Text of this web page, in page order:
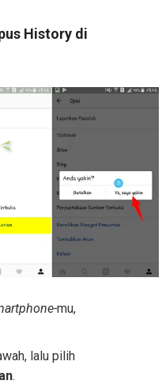
History di
mu,
lalu pilih
.